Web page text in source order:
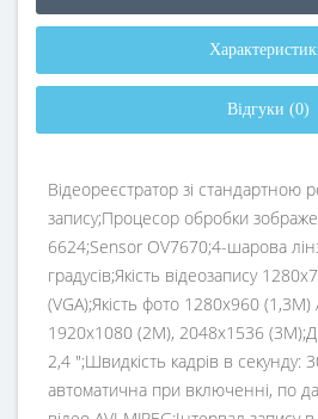
Відгуки (0)
Відеореєстратор зі стандартною
запису;Процесор обробки
6624;Sensor OV7670;4-шарова
градусів;Якість відеозапису
(VGA);Якість фото 1280x960
1920x1080 (2M), 2048x1536
2,4 ";Швидкість кадрів в секунду:
автоматична при включенні, по